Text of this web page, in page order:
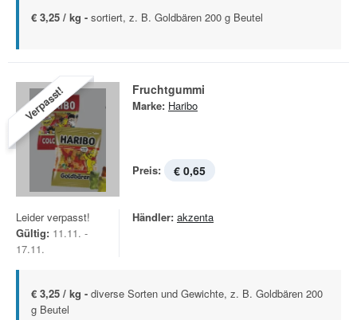
€ 3,25 / kg - sortiert, z. B. Goldbären 200 g Beutel
Verpasst! Fruchtgummi
Marke: Haribo
Preis: € 0,65
Leider verpasst!
Gültig: 11.11. -
17.11.
Händler: akzenta
€ 3,25 / kg - diverse Sorten und Gewichte, z. B. Goldbären 200
g Beutel